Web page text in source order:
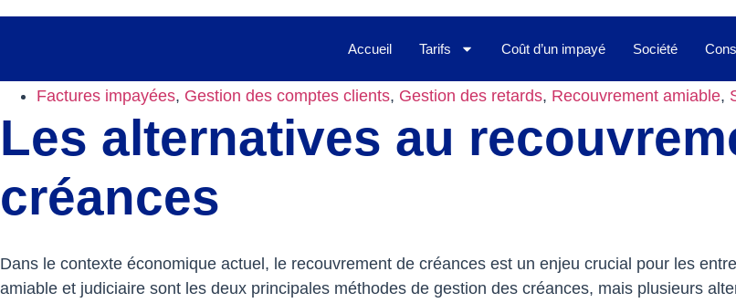
Accueil Tarifs Coût d’un impayé Société
Factures impayées, Gestion des comptes clients, Gestion des retards, Recouvrement amiable,
Les alternatives au
créances
Dans le contexte économique actuel, le recouvrement de créances est un enjeu crucial pour les
amiable et judiciaire sont les deux principales méthodes de gestion des créances, mais plusieurs